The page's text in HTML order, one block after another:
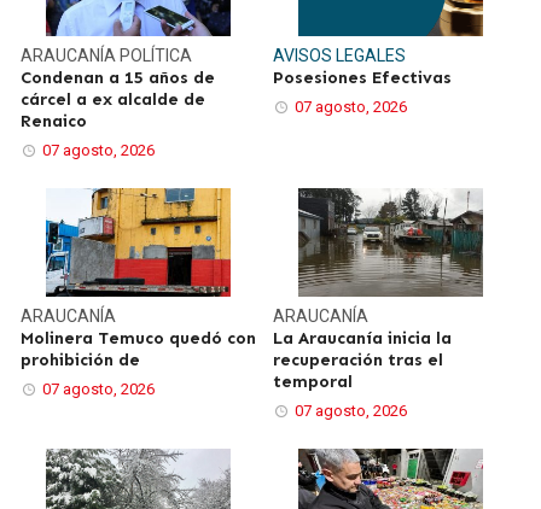
ARAUCANÍA POLÍTICA
Condenan a 15 años de
cárcel a ex alcalde de
Renaico
07 agosto, 2026
AVISOS LEGALES
Posesiones Efectivas
07 agosto, 2026
ARAUCANÍA
Molinera Temuco quedó con
prohibición de
07 agosto, 2026
ARAUCANÍA
La Araucanía inicia la
recuperación tras el
temporal
07 agosto, 2026